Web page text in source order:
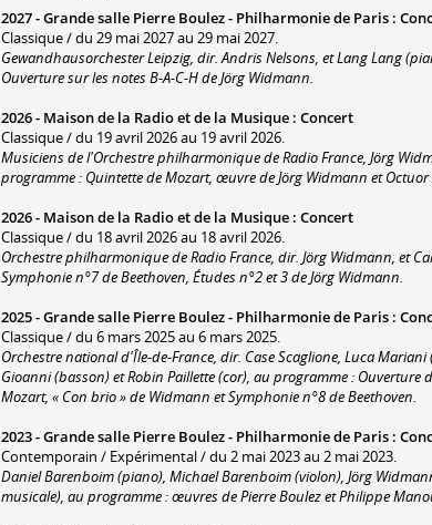
2027 -Grande salle Pierre Boulez - Philharmonie de Paris :
Classique / du 29 mai 2027 au 29 mai 2027.
Gewandhausorchester Leipzig, dir. Andris Nelsons, et Lang Lang
Ouverture sur les notes B-A-C-Hde Jörg Widmann.
2026 - Maison de la Radio et de la Musique : Concert
Classique / du 19 avril 2026 au 19 avril 2026.
Musiciens de l'Orchestre philharmonique de Radio France, Jörg
programme : Quintette de Mozart, œuvre de Jörg Widmann et
2026 - Maison de la Radio et de la Musique : Concert
Classique / du 18 avril 2026 au 18 avril 2026.
Orchestre philharmonique de Radio France, dir. Jörg Widmann, et
Symphonie n°7 de Beethoven, Études n°2 et 3 de Jörg Widmann.
2025 -Grande salle Pierre Boulez - Philharmonie de Paris :
Classique / du 6 mars 2025 au 6 mars 2025.
Orchestre national d'Île-de-France, dir. Case Scaglione, Luca
Gioanni (basson) et Robin Paillette (cor), au programme : Ouverture
Mozart, « Con brio » de Widmann et Symphonie n°8 de Beethoven.
2023 -Grande salle Pierre Boulez - Philharmonie de Paris :
Contemporain / Expérimental / du 2 mai 2023 au 2 mai 2023.
Daniel Barenboim (piano), Michael Barenboim (violon), Jörg
musicale), au programme : œuvres de Pierre Boulez et Philippe